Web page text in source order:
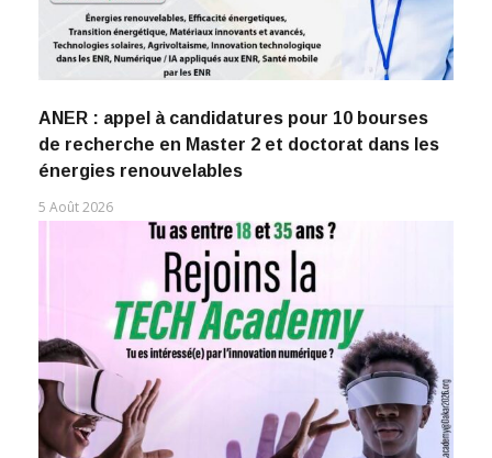
ANER : appel à candidatures pour 10 bourses
de recherche en Master 2 et doctorat dans les
énergies renouvelables
5 Août 2026